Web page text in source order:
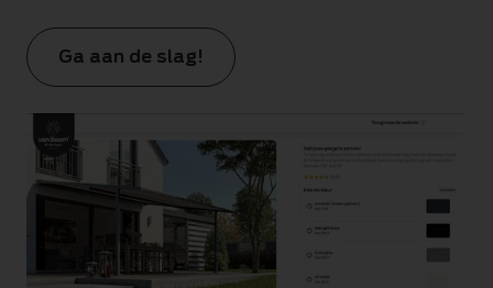
Ga aan de slag!